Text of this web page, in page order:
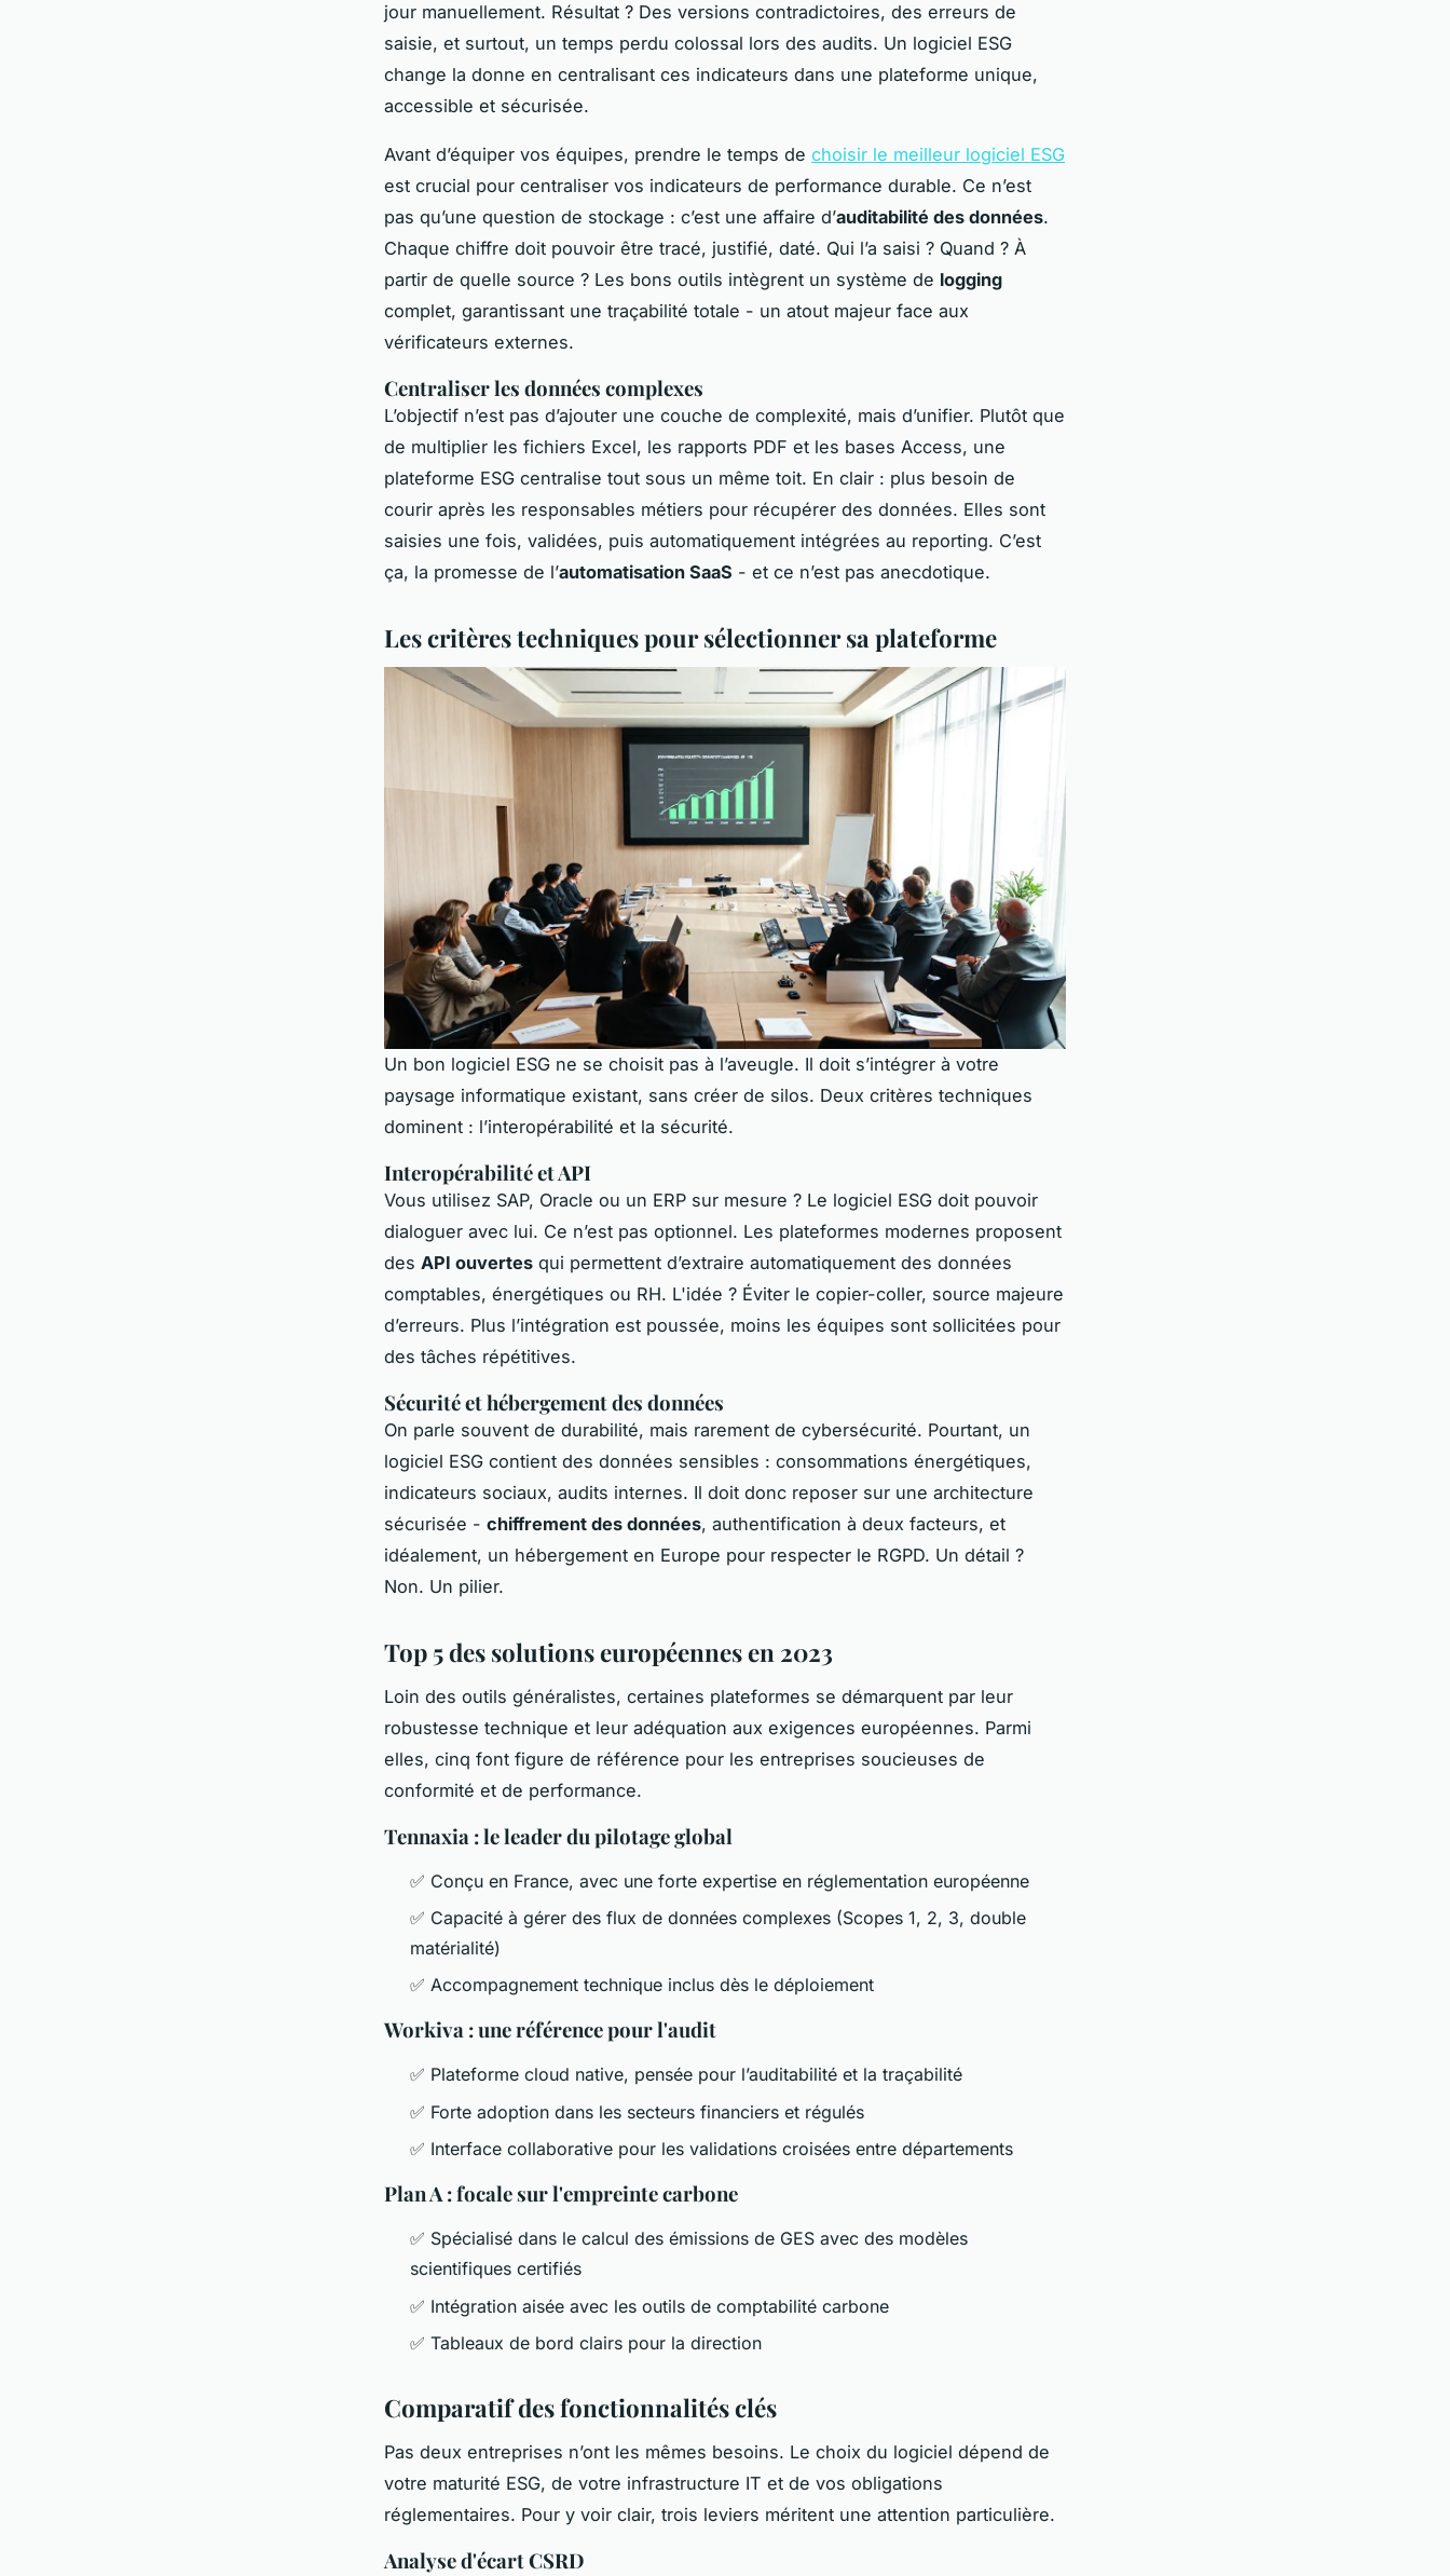
jour manuellement. Résultat ? Des versions contradictoires, des erreurs de
saisie, et surtout, un temps perdu colossal lors des audits. Un logiciel ESG
change la donne en centralisant ces indicateurs dans une plateforme unique,
accessible et sécurisée.
Avant d’équiper vos équipes, prendre le temps de choisir le meilleur logiciel ESG
est crucial pour centraliser vos indicateurs de performance durable. Ce n’est
pas qu’une question de stockage : c’est une affaire d’auditabilité des données.
Chaque chiffre doit pouvoir être tracé, justifié, daté. Qui l’a saisi ? Quand ? À
partir de quelle source ? Les bons outils intègrent un système de logging
complet, garantissant une traçabilité totale - un atout majeur face aux
vérificateurs externes.
Centraliser les données complexes
L’objectif n’est pas d’ajouter une couche de complexité, mais d’unifier. Plutôt que
de multiplier les fichiers Excel, les rapports PDF et les bases Access, une
plateforme ESG centralise tout sous un même toit. En clair : plus besoin de
courir après les responsables métiers pour récupérer des données. Elles sont
saisies une fois, validées, puis automatiquement intégrées au reporting. C’est
ça, la promesse de l’automatisation SaaS - et ce n’est pas anecdotique.
Les critères techniques pour sélectionner sa plateforme
Un bon logiciel ESG ne se choisit pas à l’aveugle. Il doit s’intégrer à votre
paysage informatique existant, sans créer de silos. Deux critères techniques
dominent : l’interopérabilité et la sécurité.
Interopérabilité et API
Vous utilisez SAP, Oracle ou un ERP sur mesure ? Le logiciel ESG doit pouvoir
dialoguer avec lui. Ce n’est pas optionnel. Les plateformes modernes proposent
des API ouvertes qui permettent d’extraire automatiquement des données
comptables, énergétiques ou RH. L'idée ? Éviter le copier-coller, source majeure
d’erreurs. Plus l’intégration est poussée, moins les équipes sont sollicitées pour
des tâches répétitives.
Sécurité et hébergement des données
On parle souvent de durabilité, mais rarement de cybersécurité. Pourtant, un
logiciel ESG contient des données sensibles : consommations énergétiques,
indicateurs sociaux, audits internes. Il doit donc reposer sur une architecture
sécurisée - chiffrement des données, authentification à deux facteurs, et
idéalement, un hébergement en Europe pour respecter le RGPD. Un détail ?
Non. Un pilier.
Top 5 des solutions européennes en 2023
Loin des outils généralistes, certaines plateformes se démarquent par leur
robustesse technique et leur adéquation aux exigences européennes. Parmi
elles, cinq font figure de référence pour les entreprises soucieuses de
conformité et de performance.
Tennaxia : le leader du pilotage global
✅ Conçu en France, avec une forte expertise en réglementation européenne
✅ Capacité à gérer des flux de données complexes (Scopes 1, 2, 3, double
matérialité)
✅ Accompagnement technique inclus dès le déploiement
Workiva : une référence pour l'audit
✅ Plateforme cloud native, pensée pour l’auditabilité et la traçabilité
✅ Forte adoption dans les secteurs financiers et régulés
✅ Interface collaborative pour les validations croisées entre départements
Plan A : focale sur l'empreinte carbone
✅ Spécialisé dans le calcul des émissions de GES avec des modèles
scientifiques certifiés
✅ Intégration aisée avec les outils de comptabilité carbone
✅ Tableaux de bord clairs pour la direction
Comparatif des fonctionnalités clés
Pas deux entreprises n’ont les mêmes besoins. Le choix du logiciel dépend de
votre maturité ESG, de votre infrastructure IT et de vos obligations
réglementaires. Pour y voir clair, trois leviers méritent une attention particulière.
Analyse d'écart CSRD